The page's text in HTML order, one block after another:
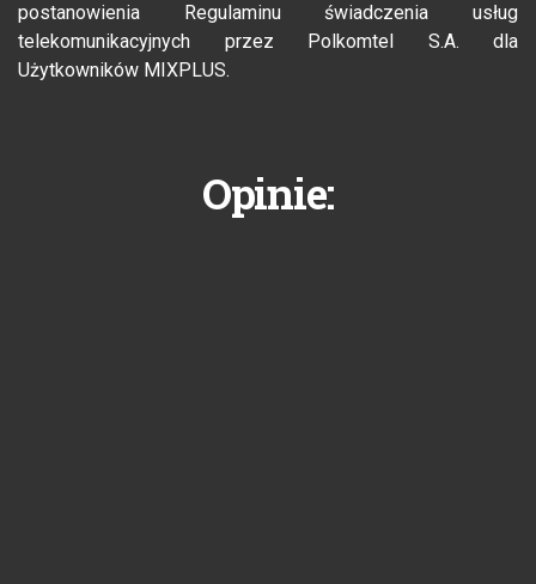
postanowienia Regulaminu świadczenia usług
telekomunikacyjnych przez Polkomtel S.A. dla
Użytkowników MIXPLUS.
Opinie: